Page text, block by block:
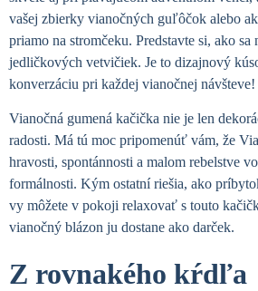
vašej zbierky vianočných guľôčok alebo
priamo na stromčeku. Predstavte si, ako sa
jedličkových vetvičiek. Je to dizajnový
konverzáciu pri každej vianočnej návšteve!
Vianočná gumená kačička nie je len
radosti. Má tú moc pripomenúť vám, že
hravosti, spontánnosti a malom rebelstve
formálnosti. Kým ostatní riešia, ako
vy môžete v pokoji relaxovať s touto
vianočný blázon ju dostane ako darček.
Z rovnakého kŕdľa